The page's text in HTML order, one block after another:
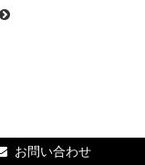
お問い合わせ